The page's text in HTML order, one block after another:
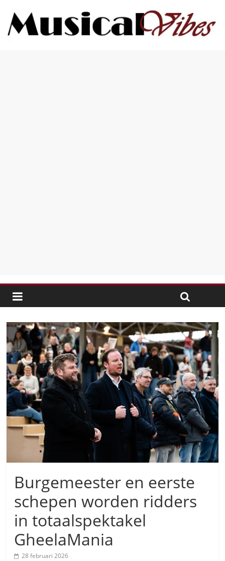
Burgemeester en eerste
schepen worden ridders
in totaalspektakel
GheelaMania
28 februari 2026